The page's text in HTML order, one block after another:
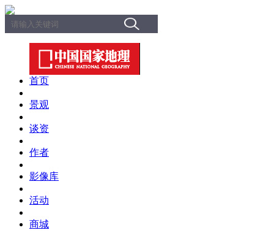
首页
景观
谈资
作者
影像库
活动
商城